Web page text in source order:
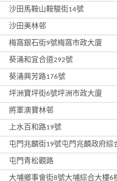
沙田馬鞍山鞍駿街14號
沙田美林邨
梅窩銀石街9號梅窩市政大廈
葵涌和宜合道292號
葵涌興芳路176號
坪洲寶坪街6號坪洲市政大廈
將軍澳寶林邨
上水百和路19號
屯門兆麟街19號屯門兆麟政府綜
屯門青松觀路
大埔鄉事會街8號大埔綜合大樓6